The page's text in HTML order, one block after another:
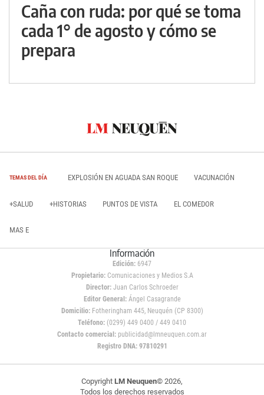
Caña con ruda: por qué se toma
cada 1° de agosto y cómo se
prepara
TEMAS DEL DÍA EXPLOSIÓN EN AGUADA SAN ROQUE VACUNACIÓN
+SALUD +HISTORIAS PUNTOS DE VISTA EL COMEDOR
MAS E
Información
Edición: 6947
Propietario:Comunicaciones y Medios S.A
Director: Juan Carlos Schroeder
Editor General:Ángel Casagrande
Domicilio:Fotheringham 445, Neuquén (CP 8300)
Teléfono: (0299) 449 0400 / 449 0410
Contacto comercial: publicidad@lmneuquen.com.ar
Registro DNA: 97810291
Copyright LM Neuquen© 2026,
Todos los derechos reservados